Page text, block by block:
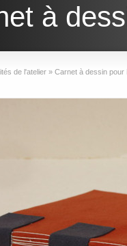
à
de l'atelier » Carnet à dessin pour